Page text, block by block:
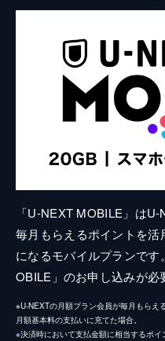
「U-NEXT MOBILE」は
毎月もらえるポイントを
になるモバイルプランで
OBILE」のお申し込みが必
※U-NEXTの月額プラン会員が毎月もら
月額基本料の支払いに充てた場合。
※決済時において支払金額に相当するポ